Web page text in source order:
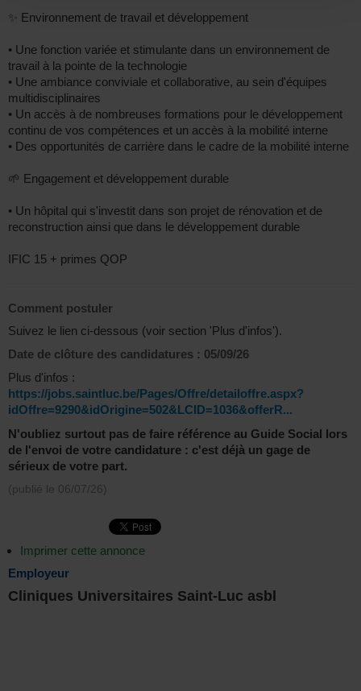
✨ Environnement de travail et développement
• Une fonction variée et stimulante dans un environnement de
travail à la pointe de la technologie
• Une ambiance conviviale et collaborative, au sein d'équipes
multidisciplinaires
• Un accès à de nombreuses formations pour le développement
continu de vos compétences et un accès à la mobilité interne
• Des opportunités de carrière dans le cadre de la mobilité interne
🌱 Engagement et développement durable
• Un hôpital qui s'investit dans son projet de rénovation et de
reconstruction ainsi que dans le développement durable
IFIC 15 + primes QOP
Comment postuler
Suivez le lien ci-dessous (voir section 'Plus d'infos').
Date de clôture des candidatures : 05/09/26
Plus d'infos :
https://jobs.saintluc.be/Pages/Offre/detailoffre.aspx?
idOffre=9290&idOrigine=502&LCID=1036&offerR...
N'oubliez surtout pas de faire référence au Guide Social lors
de l'envoi de votre candidature : c'est déjà un gage de
sérieux de votre part.
(publié le 06/07/26
Imprimer cette annonce
Employeur
Cliniques Universitaires Saint-Luc asbl